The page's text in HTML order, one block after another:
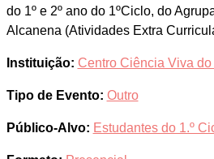
do 1º e 2º ano do 1ºCiclo, do
Alcanena (Atividades Extra
Instituição: Centro Ciência Viva
Tipo de Evento: Outro
Público-Alvo: Estudantes do 1.º